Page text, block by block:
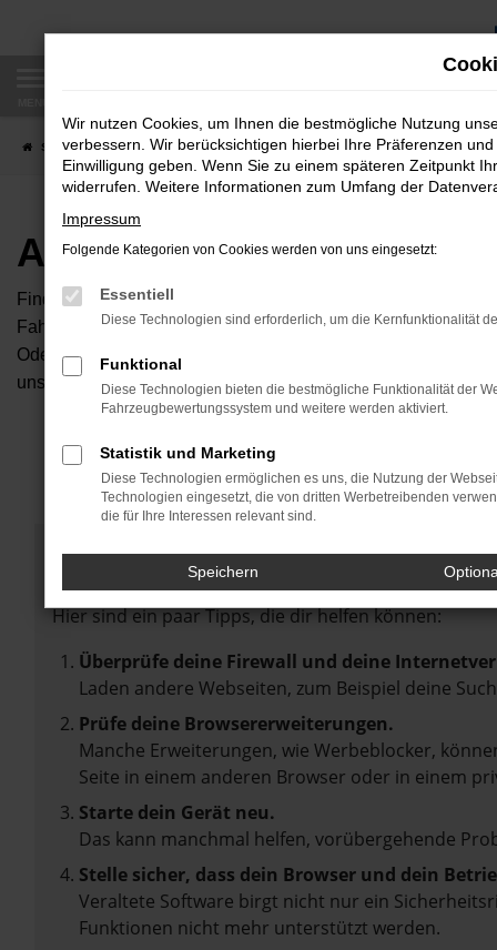
Zum
Startseite Fahrzeugangebote Autobörse
Autobörse
Finden Sie Ihren neuen Traumwagen bei uns. Dafür haben
Fahrzeuge an, die bei uns auf dem Hof stehen. Dann
Oder Sie klicken auf den Button Autobörse und Sie haben
unserem Händlernetzwerk. Diese Fahrzeuge können wir
Fehler: Network Error
Beim Laden ist ein Fehler aufgetreten.
Hier sind ein paar Tipps, die dir helfen können:
Überprüfe deine Firewall und deine
Laden andere Webseiten, zum Beispiel deine
Prüfe deine Browsererweiterungen.
Manche Erweiterungen, wie Werbeblocker,
Seite in einem anderen Browser oder in einem
Starte dein Gerät neu.
Das kann manchmal helfen, vorübergehende
Stelle sicher, dass dein Browser und dein
Veraltete Software birgt nicht nur ein
Funktionen nicht mehr unterstützt werden.
Wir nutzen Cookies, um Ihnen die bestmögliche Nutzung
verbessern. Wir berücksichtigen hierbei Ihre Präferenzen
Einwilligung geben. Wenn Sie zu einem späteren Zeitpunkt
widerrufen. Weitere Informationen zum Umfang der
Impressum
Folgende Kategorien von Cookies werden von uns eingesetzt:
Essentiell
Diese Technologien sind erforderlich, um die Kernfunktionalität
Funktional
Diese Technologien bieten die bestmögliche Funktionalität der
Fahrzeugbewertungssystem und weitere werden aktiviert.
Statistik und Marketing
Diese Technologien ermöglichen es uns, die Nutzung der
Technologien eingesetzt, die von dritten Werbetreibenden
die für Ihre Interessen relevant sind.
Speichern